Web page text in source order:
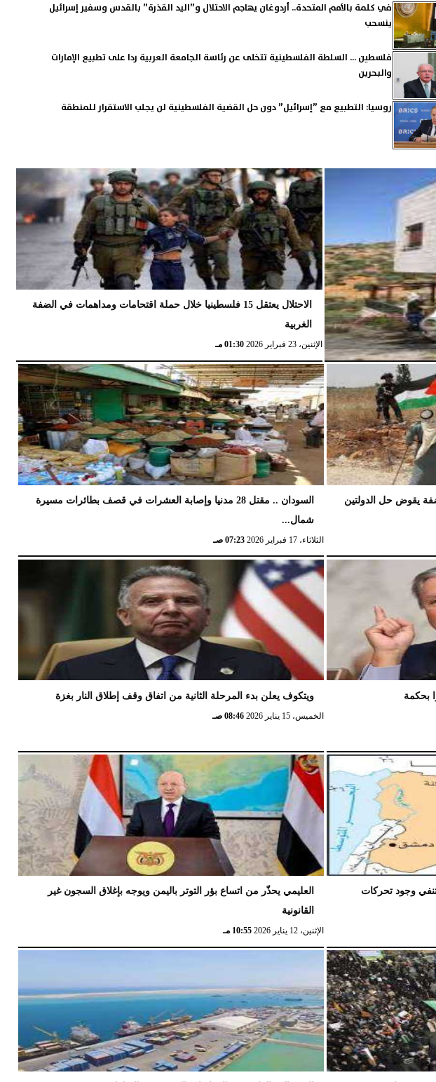
في كلمة بالأمم المتحدة.. أردوغان يهاجم الاحتلال و”اليد القذرة” بالقدس وسفير إسرائيل
ينسحب
فلسطين ... السلطة الفلسطينية تتخلى عن رئاسة الجامعة العربية ردا على تطبيع الإمارات
والبحرين
روسيا: التطبيع مع ”إسرائيل” دون حل القضية الفلسطينية لن يجلب الاستقرار للمنطقة
الاحتلال يعتقل 15 فلسطينيا خلال حملة اقتحامات ومداهمات في الضفة
الغربية
الإثنين، 23 فبراير 2026 01:30 مـ
يقوض حل الدولتين
السودان .. مقتل 28 مدنيا وإصابة العشرات في قصف بطائرات مسيرة
شمال...
الثلاثاء، 17 فبراير 2026 07:23 صـ
بحكمة ويتكوف يعلن بدء المرحلة الثانية من اتفاق وقف إطلاق النار بغزة
الخميس، 15 يناير 2026 08:46 صـ
وجود تحركات
العليمي يحذّر من اتساع بؤر التوتر باليمن ويوجه بإغلاق السجون غير
القانونية
الإثنين، 12 يناير 2026 10:55 مـ